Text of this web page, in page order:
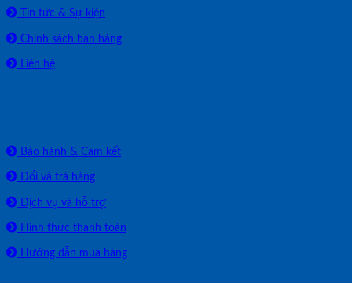
Tin tức & Sự kiện
Chính sách bán hàng
Liên hệ
Bảo hành & Cam kết
Đổi và trả hàng
Dịch vụ và hỗ trợ
Hình thức thanh toán
Hướng dẫn mua hàng